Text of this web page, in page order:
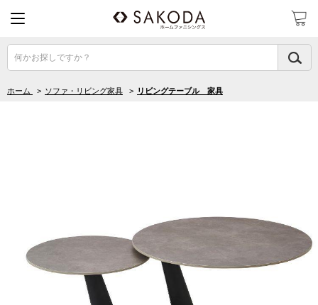
何かお探しですか？
ホーム > ソファ・リビング家具 > リビングテーブル 家具